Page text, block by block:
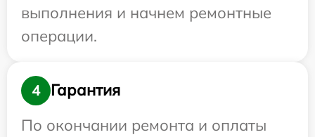
выполнения и начнем ремонтные
операции.
4
Гарантия
По окончании ремонта и оплаты